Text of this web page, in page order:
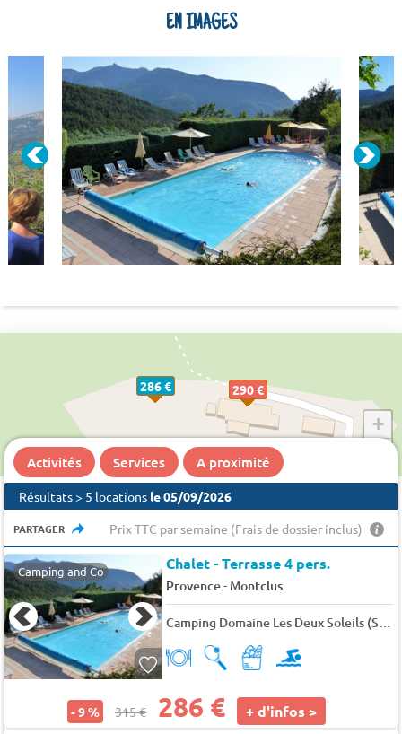
EN IMAGES
286 € 290 €
+
Activités Services A proximité
Résultats > 5 locations le 05/09/2026
PARTAGER Prix TTC par semaine (Frais de dossier inclus)
Camping and Co Chalet - Terrasse 4 pers.
Provence- Montclus
- 9 % 315 € 286 € + d'infos >